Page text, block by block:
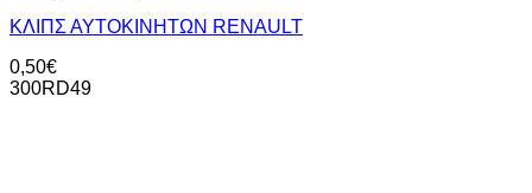
ΚΛΙΠΣ ΑΥΤΟΚΙΝΗΤΩΝ RENAULT
0,50€
300RD49